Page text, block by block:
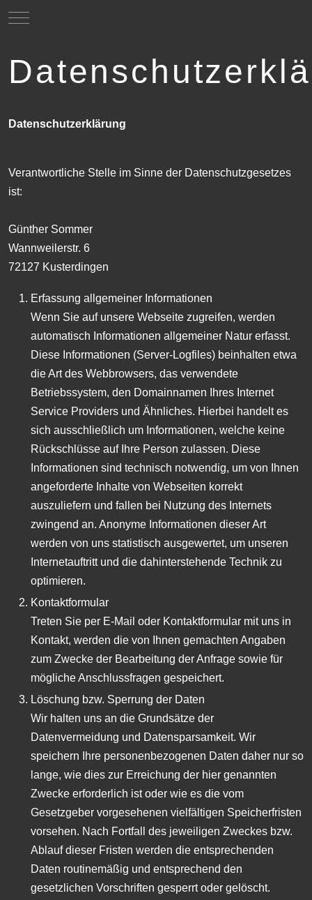
Mobile Menu Toggle
Datenschutzerklärung
Verantwortliche Stelle im Sinne der Datenschutzgesetzes
ist:
Günther Sommer
Wannweilerstr. 6
72127 Kusterdingen
Erfassung allgemeiner Informationen
Wenn Sie auf unsere Webseite zugreifen, werden
automatisch Informationen allgemeiner Natur erfasst.
Diese Informationen (Server-Logfiles) beinhalten etwa
die Art des Webbrowsers, das verwendete
Betriebssystem, den Domainnamen Ihres Internet
Service Providers und Ähnliches. Hierbei handelt es
sich ausschließlich um Informationen, welche keine
Rückschlüsse auf Ihre Person zulassen. Diese
Informationen sind technisch notwendig, um von Ihnen
angeforderte Inhalte von Webseiten korrekt
auszuliefern und fallen bei Nutzung des Internets
zwingend an. Anonyme Informationen dieser Art
werden von uns statistisch ausgewertet, um unseren
Internetauftritt und die dahinterstehende Technik zu
optimieren.
Kontaktformular
Treten Sie per E-Mail oder Kontaktformular mit uns in
Kontakt, werden die von Ihnen gemachten Angaben
zum Zwecke der Bearbeitung der Anfrage sowie für
mögliche Anschlussfragen gespeichert.
Löschung bzw. Sperrung der Daten
Wir halten uns an die Grundsätze der
Datenvermeidung und Datensparsamkeit. Wir
speichern Ihre personenbezogenen Daten daher nur so
lange, wie dies zur Erreichung der hier genannten
Zwecke erforderlich ist oder wie es die vom
Gesetzgeber vorgesehenen vielfältigen Speicherfristen
vorsehen. Nach Fortfall des jeweiligen Zweckes bzw.
Ablauf dieser Fristen werden die entsprechenden
Daten routinemäßig und entsprechend den
gesetzlichen Vorschriften gesperrt oder gelöscht.